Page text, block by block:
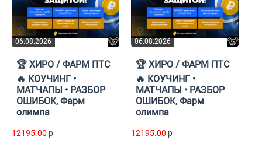
06.08.2026
🏆 ХИРО / ФАРМ ПТС
🔥 КОУЧИНГ •
МАТЧАПЫ • РАЗБОР
ОШИБОК, Фарм
олимпа
12195.00 p
06.08.2026
🏆 ХИРО / ФАРМ ПТС
🔥 КОУЧИНГ •
МАТЧАПЫ • РАЗБОР
ОШИБОК, Фарм
олимпа
12195.00 p